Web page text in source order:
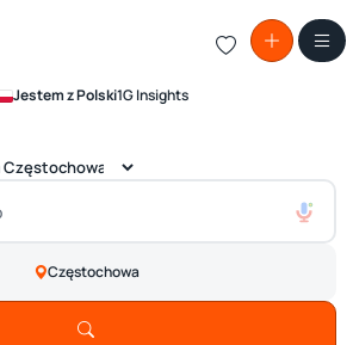
Jestem z Polski1G Insights
Częstochowa